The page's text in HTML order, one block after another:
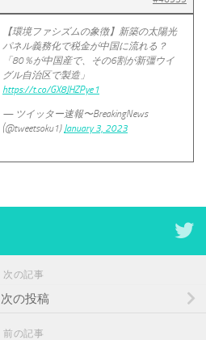
【環境ファシズムの象徴】新築の太陽光
パネル義務化で税金が中国に流れる？
「80％が中国産で、その6割が新彊ウイ
グル自治区で製造」
https://t.co/GX8JHZPye1
— ツイッター速報〜BreakingNews
(@tweetsoku1) January 3, 2023
次の記事
次の投稿
前の記事